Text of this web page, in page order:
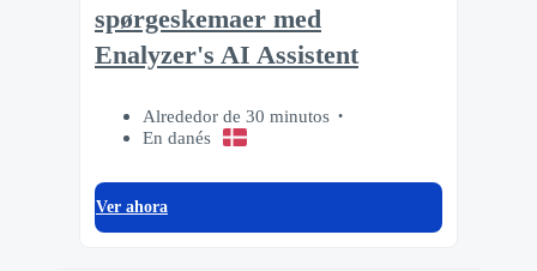
spørgeskemaer med
Enalyzer's AI Assistent
Alrededor de 30 minutos
En danés
Ver ahora